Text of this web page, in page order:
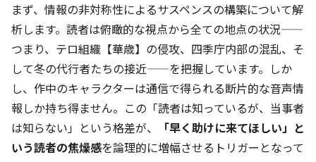
まず、情報の非対称性によるサスペンスの構築について解
析します。読者は俯瞰的な視点から全ての地点の状況——
つまり、テロ組織【華歳】の侵攻、四季庁内部の混乱、そ
して冬の代行者たちの接近——を把握しています。しか
し、作中のキャラクターは通信で得られる断片的な音声情
報しか持ち得ません。この「読者は知っているが、当事者
は知らない」という格差が、
「早く助けに来てほしい」と
いう読者の焦燥感を論理的に増幅させるトリガーとなって